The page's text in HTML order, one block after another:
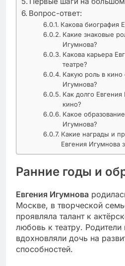
Вопрос-ответ:
Какова биография
Какие знаковые
Игумнова?
Какова карьера
театре?
Какую роль в кино
Игумнова?
Как долго
кино?
Какое
Игумнова?
Какие награды и
Евгения Игумнова
Ранние годы и
Евгения Игумнова
Москве, в творческой
проявляла талант к
любовь к театру.
вдохновляли дочь на
способностей.